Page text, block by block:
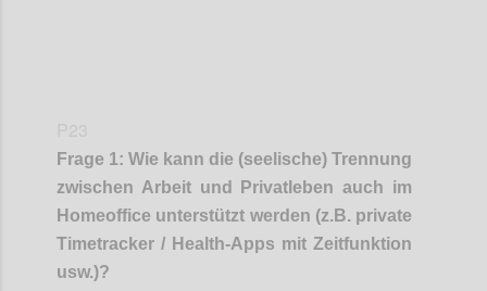
Frage 1: Wie kann die (seelische) Trennung
zwischen Arbeit und Privatleben auch im
Homeoffice unterstützt werden (z.B. private
Timetracker / Health-Apps mit Zeitfunktion
usw.)?